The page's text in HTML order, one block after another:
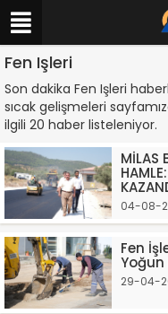
Fen Işleri
Son dakika Fen Işleri
sıcak gelişmeleri
ilgili 20 haber listeleniyor.
MİLAS
04-08-
Fen
Yoğun
29-04-